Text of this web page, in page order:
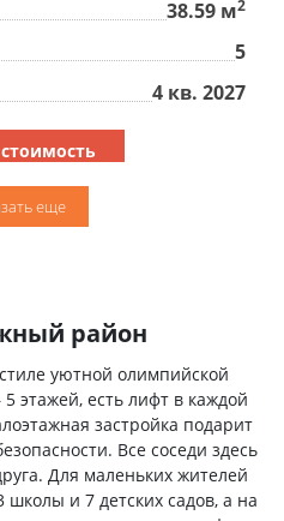
38.59 м2
5
4 кв. 2027
₽
2на 5-м этажеот 8 654
₽
еще
район
уютной олимпийской
этажей, есть лифт в каждой
застройка подарит
Все соседи здесь
Для маленьких жителей
и 7 детских садов, а на